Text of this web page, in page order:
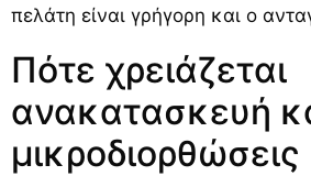
πελάτη είναι γρήγορη και ο
Πότε χρειάζεται
ανακατασκευή
μικροδιορθώσεις